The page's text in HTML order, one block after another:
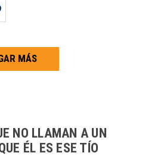
MÁS
NO LLAMAN A UN
ÉL ES ESE TÍO